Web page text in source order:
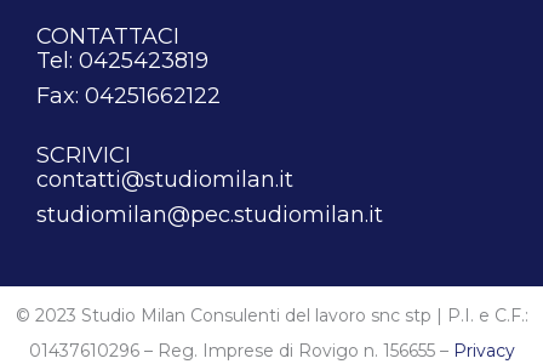
CONTATTACI
Tel: 0425423819
Fax: 04251662122
SCRIVICI
contatti@studiomilan.it
studiomilan@pec.studiomilan.it
© 2023 Studio Milan Consulenti del lavoro snc stp | P.I. e C.F.:
01437610296 – Reg. Imprese di Rovigo n. 156655 – Privacy